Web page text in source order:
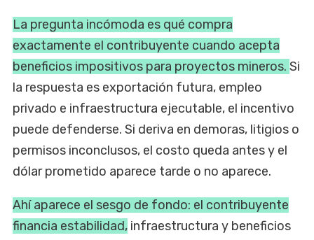
La pregunta incómoda es qué compra
exactamente el contribuyente cuando acepta
beneficios impositivos para proyectos mineros. Si
la respuesta es exportación futura, empleo
privado e infraestructura ejecutable, el incentivo
puede defenderse. Si deriva en demoras, litigios o
permisos inconclusos, el costo queda antes y el
dólar prometido aparece tarde o no aparece.
Ahí aparece el sesgo de fondo: el contribuyente
financia estabilidad, infraestructura y beneficios